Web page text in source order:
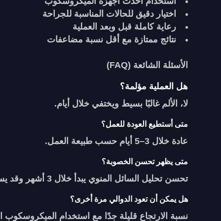
اختيار دقيق للحالات المناسبة للجراحة
رعاية كاملة قبل وبعد العملية
نتائج ممتازة مع أقل نسبة مضاعفات
الأسئلة الشائعة (FAQ)
هل العملية مؤلمة؟
لا، الألم غالبًا بسيط ويختفي خلال أيام.
متى أستطيع العودة للعمل؟
عادة خلال 3–5 أيام حسب طبيعة العمل.
متى يظهر تحسن الخصوبة؟
تحسن تحليل السائل المنوي يبدأ خلال 3 أشهر وقد يستمر حتى 6 أشهر.
هل يمكن أن تعود الدوالي مرة أخرى؟
نسبة الارتجاع قليلة جدًا مع استخدام الميكروسكوب